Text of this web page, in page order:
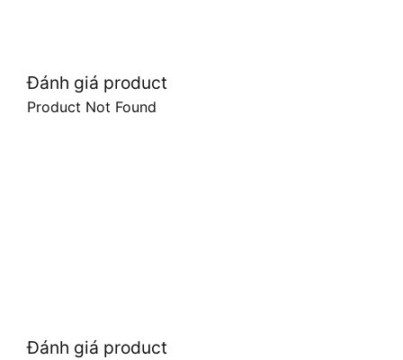
Đánh giá product
Product Not Found
Đánh giá product